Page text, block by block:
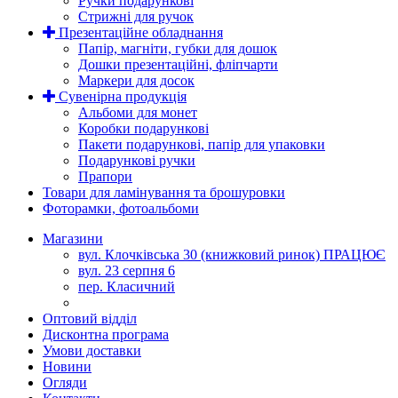
Стрижні для ручок
Презентаційне обладнання
Папір, магніти, губки для дошок
Дошки презентаційні, фліпчарти
Маркери для досок
Сувенірна продукція
Альбоми для монет
Коробки подарункові
Пакети подарункові, папір для упаковки
Подарункові ручки
Прапори
Товари для ламінування та брошуровки
Фоторамки, фотоальбоми
Магазини
вул. Клочківська 30 (книжковий ринок) ПРАЦЮЄ
вул. 23 серпня 6
пер. Класичний
Оптовий відділ
Дисконтна програма
Умови доставки
Новини
Огляди